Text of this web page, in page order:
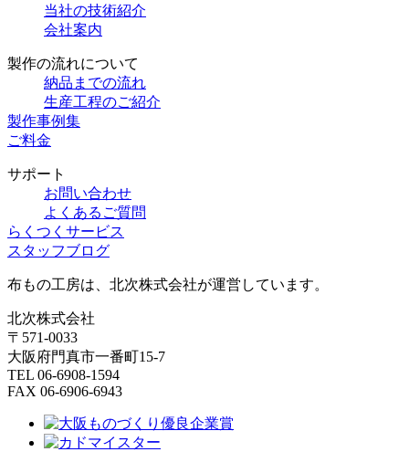
当社の技術紹介
会社案内
製作の流れについて
納品までの流れ
生産工程のご紹介
製作事例集
ご料金
サポート
お問い合わせ
よくあるご質問
らくつくサービス
スタッフブログ
布もの工房は、北次株式会社が運営しています。
北次株式会社
〒571-0033
大阪府門真市一番町15-7
TEL 06-6908-1594
FAX 06-6906-6943